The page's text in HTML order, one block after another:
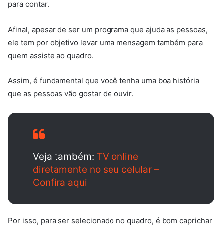
para contar.
Afinal, apesar de ser um programa que ajuda as pessoas,
ele tem por objetivo levar uma mensagem também para
quem assiste ao quadro.
Assim, é fundamental que você tenha uma boa história
que as pessoas vão gostar de ouvir.
Veja também: TV online
diretamente no seu celular –
Confira aqui
Por isso, para ser selecionado no quadro, é bom caprichar